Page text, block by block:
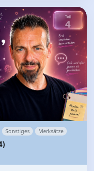
Sonstiges Merksätze